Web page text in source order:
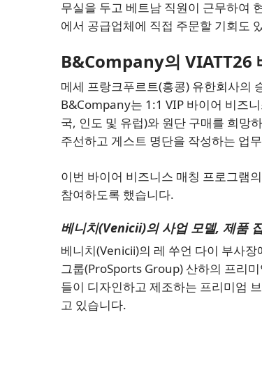
무실을 두고 베트남 직원이 근무하여
에서 공급업체에 직접 주문할 기회도
B&Company의 VIATT26
메세 프랑크푸르트(홍콩) 유한회사의
B&Company는 1:1 VIP 바이어 비즈
국, 인도 및 유럽)와 원단 구매를 희망
주선하고 게스트 명단을 작성하는 업
이번 바이어 비즈니스 매칭 프로그램
참여하도록 했습니다.
베니치(Venicii)의 사업 모델, 제품
베니치(Venicii)의 레 쑤언 다이 부사
그룹(ProSports Group) 산하의 프리
들이 디자인하고 제조하는 프리미엄
고 있습니다.